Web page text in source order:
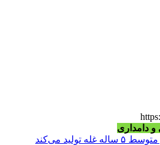
دامداری
تولید می‌کند